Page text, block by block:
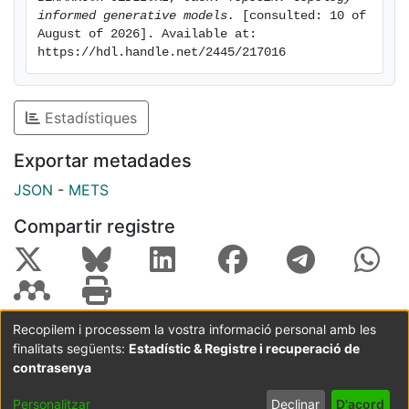
spatial distribution of data codes in the latent space.
We thus explore this possible line of application, and
the striking effects observed suggest that topological
regularization may be a useful ingredient for training
informed generative models.
[consulted: 10 of
August of 2026]. Available at:
https://hdl.handle.net/2445/217016
Estadístiques
Exportar metadades
JSON - METS
Compartir registre
Coordinació:CRAI UB Avís legal
Metadades
subjectes a:
Configuració
Recopilem i processem la vostra informació personal amb les
finalitats següents: Estadístic & Registre i recuperació de
contrasenya
Personalitzar Declinar D'acord